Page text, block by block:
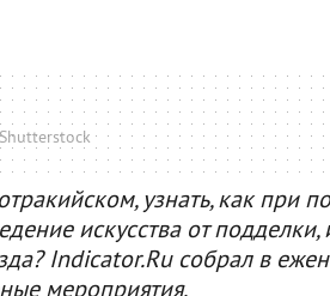
узнать, как при
искусства от подделки,
Indicator.Ru собрал в
мероприятия.